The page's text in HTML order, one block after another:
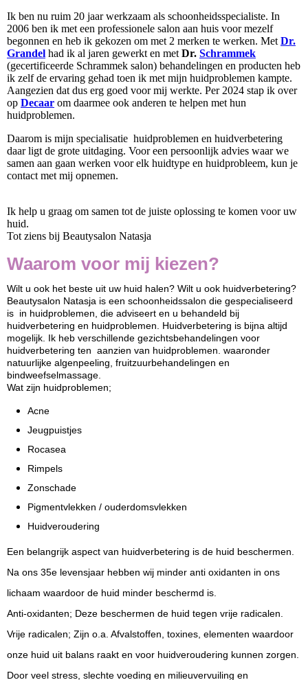
Ik ben nu ruim 20 jaar werkzaam als schoonheidsspecialiste. In
2006 ben ik met een professionele salon aan huis voor mezelf
begonnen en heb ik gekozen om met 2 merken te werken. Met Dr.
Grandel had ik al jaren gewerkt en met Dr. Schrammek
(gecertificeerde Schrammek salon) behandelingen en producten heb
ik zelf de ervaring gehad toen ik met mijn huidproblemen kampte.
Aangezien dat dus erg goed voor mij werkte. Per 2024 stap ik over
op Decaar om daarmee ook anderen te helpen met hun
huidproblemen.
Daarom is mijn specialisatie huidproblemen en huidverbetering
daar ligt de grote uitdaging. Voor een persoonlijk advies waar we
samen aan gaan werken voor elk huidtype en huidprobleem, kun je
contact met mij opnemen.
Ik help u graag om samen tot de juiste oplossing te komen voor uw
huid.
Tot ziens bij Beautysalon Natasja
Waarom voor mij kiezen?
Wilt u ook het beste uit uw huid halen? Wilt u ook huidverbetering?
Beautysalon Natasja is een schoonheidssalon die gespecialiseerd
is in huidproblemen, die adviseert en u behandeld bij
huidverbetering en huidproblemen. Huidverbetering is bijna altijd
mogelijk. Ik heb verschillende gezichtsbehandelingen voor
huidverbetering ten aanzien van huidproblemen. waaronder
natuurlijke algenpeeling, fruitzuurbehandelingen en
bindweefselmassage.
Wat zijn huidproblemen;
Acne
Jeugpuistjes
Rocasea
Rimpels
Zonschade
Pigmentvlekken / ouderdomsvlekken
Huidveroudering
Een belangrijk aspect van huidverbetering is de huid beschermen.
Na ons 35e levensjaar hebben wij minder anti oxidanten in ons
lichaam waardoor de huid minder beschermd is.
Anti-oxidanten; Deze beschermen de huid tegen vrije radicalen.
Vrije radicalen; Zijn o.a. Afvalstoffen, toxines, elementen waardoor
onze huid uit balans raakt en voor huidveroudering kunnen zorgen.
Door veel stress, slechte voeding en milieuvervuiling en